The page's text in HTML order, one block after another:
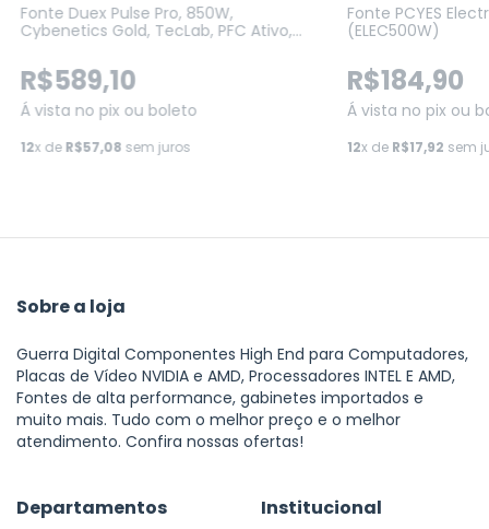
Fonte Duex Pulse Pro, 850W,
Cybenetics Gold, TecLab, PFC Ativo,
(DXFOPRO850WG3)
R$589,10
Á vista no pix ou boleto
12x deR$57,08 sem juros
Fonte PCYES
(ELEC500W)
R$184,90
Á vista no pix ou
12x de R$17,92 sem
Sobre a loja
Guerra Digital Componentes High End para Computadores,
Placas de Vídeo NVIDIA e AMD, Processadores INTEL E AMD,
Fontes de alta performance, gabinetes importados e
muito mais. Tudo com o melhor preço e o melhor
atendimento. Confira nossas ofertas!
Departamentos Institucional